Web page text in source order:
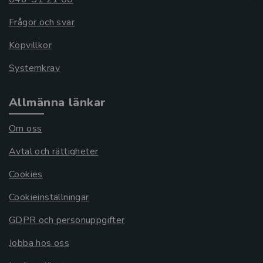
Frågor och svar
Köpvillkor
Systemkrav
Allmänna länkar
Om oss
Avtal och rättigheter
Cookies
Cookieinställningar
GDPR och personuppgifter
Jobba hos oss